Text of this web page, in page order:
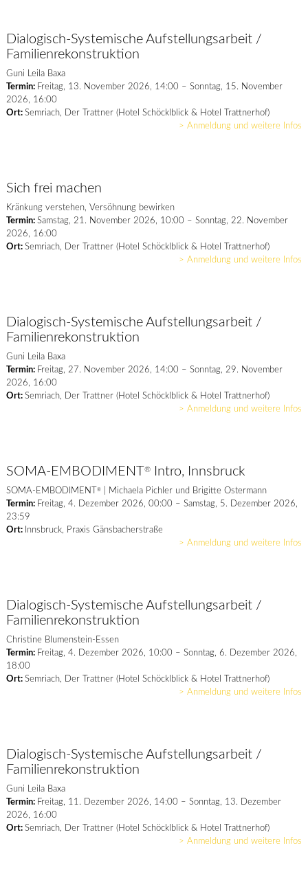
Dialogisch-Systemische Aufstellungsarbeit /
Familienrekonstruktion
Guni Leila Baxa
Termin: Freitag, 13. November 2026, 14:00 – Sonntag, 15. November
2026, 16:00
Ort: Semriach, Der Trattner (Hotel Schöcklblick & Hotel Trattnerhof)
> Anmeldung und weitere Infos
Sich frei machen
Kränkung verstehen, Versöhnung bewirken
Termin: Samstag, 21. November 2026, 10:00 – Sonntag, 22. November
2026, 16:00
Ort: Semriach, Der Trattner (Hotel Schöcklblick & Hotel Trattnerhof)
> Anmeldung und weitere Infos
Dialogisch-Systemische Aufstellungsarbeit /
Familienrekonstruktion
Guni Leila Baxa
Termin: Freitag, 27. November 2026, 14:00 – Sonntag, 29. November
2026, 16:00
Ort: Semriach, Der Trattner (Hotel Schöcklblick & Hotel Trattnerhof)
> Anmeldung und weitere Infos
SOMA-EMBODIMENT ®Intro, Innsbruck
SOMA-EMBODIMENT ®| Michaela Pichler und Brigitte Ostermann
Termin: Freitag, 4. Dezember 2026, 00:00 – Samstag, 5. Dezember 2026,
23:59
Ort: Innsbruck, Praxis Gänsbacherstraße
> Anmeldung und weitere Infos
Dialogisch-Systemische Aufstellungsarbeit /
Familienrekonstruktion
Christine Blumenstein-Essen
Termin: Freitag, 4. Dezember 2026, 10:00 – Sonntag, 6. Dezember 2026,
18:00
Ort: Semriach, Der Trattner (Hotel Schöcklblick & Hotel Trattnerhof)
> Anmeldung und weitere Infos
Dialogisch-Systemische Aufstellungsarbeit /
Familienrekonstruktion
Guni Leila Baxa
Termin: Freitag, 11. Dezember 2026, 14:00 – Sonntag, 13. Dezember
2026, 16:00
Ort: Semriach, Der Trattner (Hotel Schöcklblick & Hotel Trattnerhof)
> Anmeldung und weitere Infos